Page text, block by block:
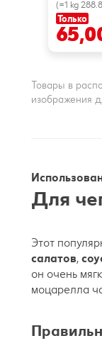
(=1 kg
Только
Товары в
изображения
Для
Этот
салатов,
он очень
моцарелла